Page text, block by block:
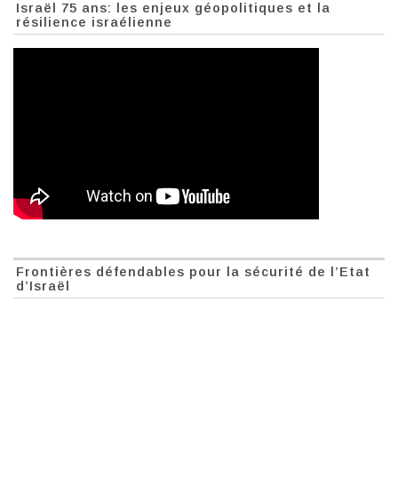
Israël 75 ans: les enjeux géopolitiques et la
résilience israélienne
Frontières défendables pour la sécurité de l’Etat
d’Israël